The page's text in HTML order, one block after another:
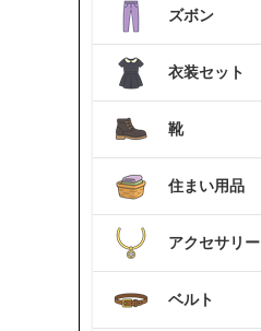
ズボン
衣装セット
靴
住まい用品
アクセサリー
ベルト